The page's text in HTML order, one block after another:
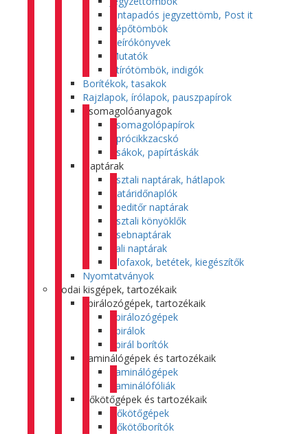
Öntapadós jegyzettömb, Post it
Tépőtömbök
Beírókönyvek
Mutatók
Átírótömbök, indigók
Borítékok, tasakok
Rajzlapok, írólapok, pauszpapírok
Csomagolóanyagok
Csomagolópapírok
Aprócikkzacskó
Zsákok, papírtáskák
Naptárak
Asztali naptárak, hátlapok
Határidőnaplók
Speditőr naptárak
Asztali könyöklők
Zsebnaptárak
Fali naptárak
Filofaxok, betétek, kiegészítők
Nyomtatványok
Irodai kisgépek, tartozékaik
Spirálozógépek, tartozékaik
Spirálozógépek
Spirálok
Spirál borítók
Laminálógépek és tartozékaik
Laminálógépek
Laminálófóliák
Hőkötőgépek és tartozékaik
Hőkötőgépek
Hőkötőborítók